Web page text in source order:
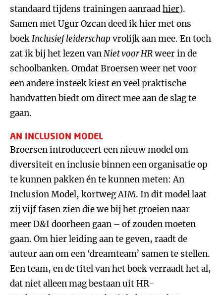
standaard tijdens trainingen aanraadhier).
Samen met Ugur Ozcan deed ik hier met ons
boekInclusief leiderschap vrolijk aan mee. En toch
zat ik bij het lezen vanNiet voor HRweer in de
schoolbanken. Omdat Broersen weer net voor
een andere insteek kiest en veel praktische
handvatten biedt om direct mee aan de slag te
gaan.
AN INCLUSION MODEL
Broersen introduceert een nieuw model om
diversiteit en inclusie binnen een organisatie op
te kunnen pakken én te kunnen meten: An
Inclusion Model, kortweg AIM. In dit model laat
zij vijf fasen zien die we bij het groeien naar
meer D&I doorheen gaan – of zouden moeten
gaan. Om hier leiding aan te geven, raadt de
auteur aan om een ‘dreamteam’ samen te stellen.
Een team, en de titel van het boek verraadt het al,
dat niet alleen mag bestaan uit HR-